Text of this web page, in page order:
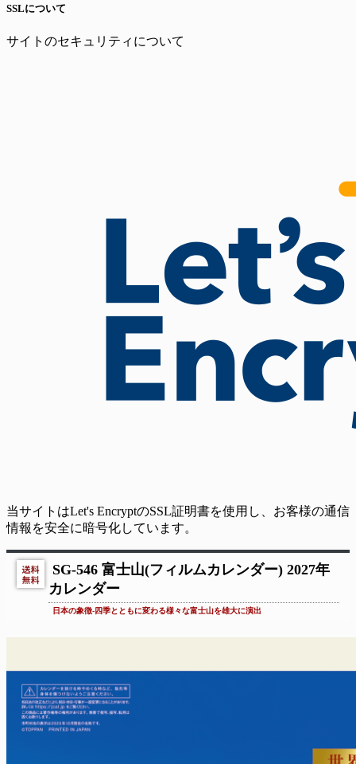
SSLについて
サイトのセキュリティについて
当サイトはLet's EncryptのSSL証明書を使用し、お客様の通信
情報を安全に暗号化しています。
SG-546 富士山(フィルムカレンダー) 2027年
カレンダー
日本の象徴-四季とともに変わる様々な富士山を雄大に演出